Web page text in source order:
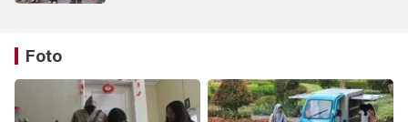
Foto